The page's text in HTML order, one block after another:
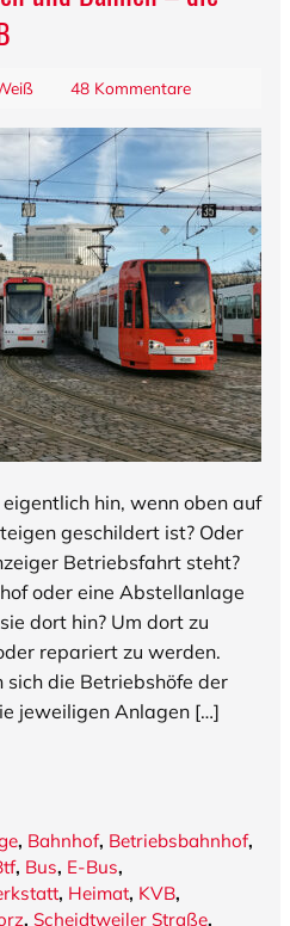
48 Kommentare
hin, wenn oben auf
geschildert ist? Oder
Betriebsfahrt steht?
oder eine Abstellanlage
dort hin? Um dort zu
repariert zu werden.
die Betriebshöfe der
jeweiligen Anlagen […]
, Bahnhof, Betriebsbahnhof,
, Bus, E-Bus,
, Heimat, KVB,
, Scheidtweiler Straße,